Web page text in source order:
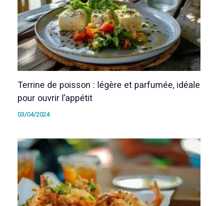
Terrine de poisson : légère et parfumée, idéale
pour ouvrir l’appétit
03/04/2024